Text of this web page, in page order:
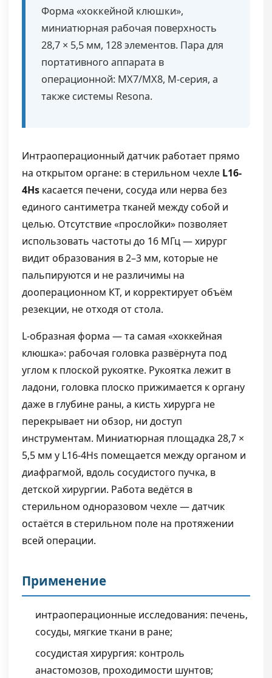
Форма «хоккейной клюшки»,
миниатюрная рабочая поверхность
28,7 × 5,5 мм, 128 элементов. Пара для
портативного аппарата в
операционной: MX7/MX8, M-серия, а
также системы Resona.
Интраоперационный датчик работает прямо
на открытом органе: в стерильном чехле L16-
4Hs касается печени, сосуда или нерва без
единого сантиметра тканей между собой и
целью. Отсутствие «прослойки» позволяет
использовать частоты до 16 МГц — хирург
видит образования в 2–3 мм, которые не
пальпируются и не различимы на
дооперационном КТ, и корректирует объём
резекции, не отходя от стола.
L-образная форма — та самая «хоккейная
клюшка»: рабочая головка развёрнута под
углом к плоской рукоятке. Рукоятка лежит в
ладони, головка плоско прижимается к органу
даже в глубине раны, а кисть хирурга не
перекрывает ни обзор, ни доступ
инструментам. Миниатюрная площадка 28,7 ×
5,5 мм у L16-4Hs помещается между органом и
диафрагмой, вдоль сосудистого пучка, в
детской хирургии. Работа ведётся в
стерильном одноразовом чехле — датчик
остаётся в стерильном поле на протяжении
всей операции.
Применение
интраоперационные исследования: печень,
сосуды, мягкие ткани в ране;
сосудистая хирургия: контроль
анастомозов, проходимости шунтов;